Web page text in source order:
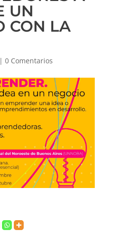
UN
CON LA
| 0 Comentarios